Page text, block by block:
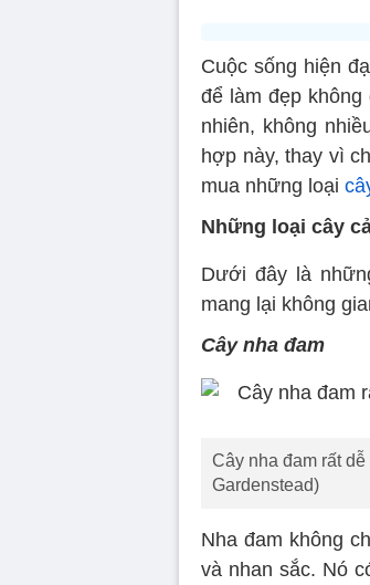
Cuộc sống hiện
để làm đẹp
nhiên, không
hợp này, thay vì
mua những loại
Những loại cây
Dưới đây là
mang lại không
Cây nha đam
Cây nha đam rất
Gardenstead)
Nha đam không
và nhan sắc. Nó